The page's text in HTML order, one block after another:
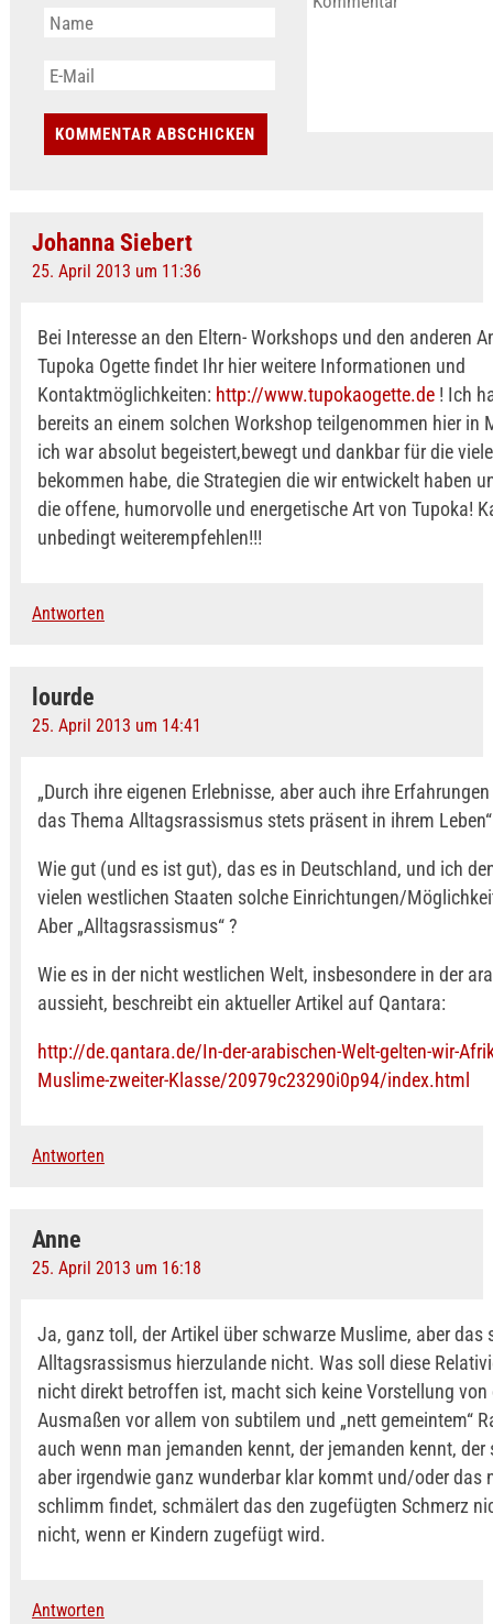
Johanna Siebert
25. April 2013 um 11:36
Bei Interesse an den Eltern- Workshops und den anderen
Tupoka Ogette findet Ihr hier weitere Informationen und
Kontaktmöglichkeiten: http://www.tupokaogette.de! Ich
bereits an einem solchen Workshop teilgenommen hier in
ich war absolut begeistert,bewegt und dankbar für die
bekommen habe, die Strategien die wir entwickelt haben
die offene, humorvolle und energetische Art von Tupoka!
unbedingt weiterempfehlen!!!
Antworten
lourde
25. April 2013 um 14:41
„Durch ihre eigenen Erlebnisse, aber auch ihre
das Thema Alltagsrassismus stets präsent in ihrem Leben“
Wie gut (und es ist gut), das es in Deutschland, und ich
vielen westlichen Staaten solche Einrichtungen/
Aber „Alltagsrassismus“ ?
Wie es in der nicht westlichen Welt, insbesondere in der
aussieht, beschreibt ein aktueller Artikel auf Qantara:
http://de.qantara.de/In-der-arabischen-Welt-gelten-wir-
Muslime-zweiter-Klasse/20979c23290i0p94/index.html
Antworten
Anne
25. April 2013 um 16:18
Ja, ganz toll, der Artikel über schwarze Muslime, aber das
Alltagsrassismus hierzulande nicht. Was soll diese
nicht direkt betroffen ist, macht sich keine Vorstellung von
Ausmaßen vor allem von subtilem und „nett gemeintem“
auch wenn man jemanden kennt, der jemanden kennt, der
aber irgendwie ganz wunderbar klar kommt und/oder das
schlimm findet, schmälert das den zugefügten Schmerz
nicht, wenn er Kindern zugefügt wird.
Antworten